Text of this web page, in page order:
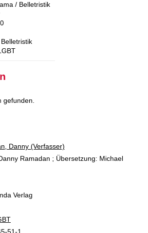
/ Belletristik
0
Belletristik
gefunden.
diesem Verfasser
Danny (Verfasser)
Ramadan ; Übersetzung: Michael
Verlag
Tab öffnen
dieser Systematik
nach diesem Interessenskreis